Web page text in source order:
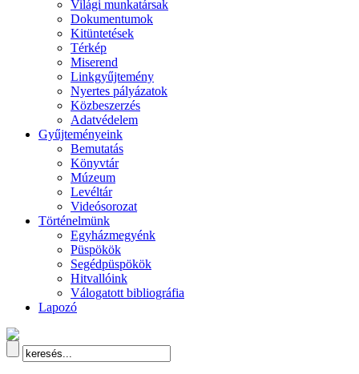
Világi munkatársak
Dokumentumok
Kitüntetések
Térkép
Miserend
Linkgyűjtemény
Nyertes pályázatok
Közbeszerzés
Adatvédelem
Gyűjteményeink
Bemutatás
Könyvtár
Múzeum
Levéltár
Videósorozat
Történelmünk
Egyházmegyénk
Püspökök
Segédpüspökök
Hitvallóink
Válogatott bibliográfia
Lapozó